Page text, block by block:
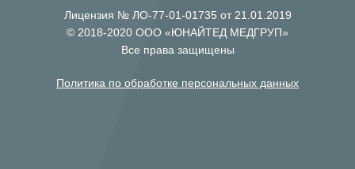
Лицензия № ЛО-77-01-01735 от 21.01.2019
© 2018-2020 ООО «ЮНАЙТЕД МЕДГРУП»
Все права защищены
Политика по обработке персональных данных